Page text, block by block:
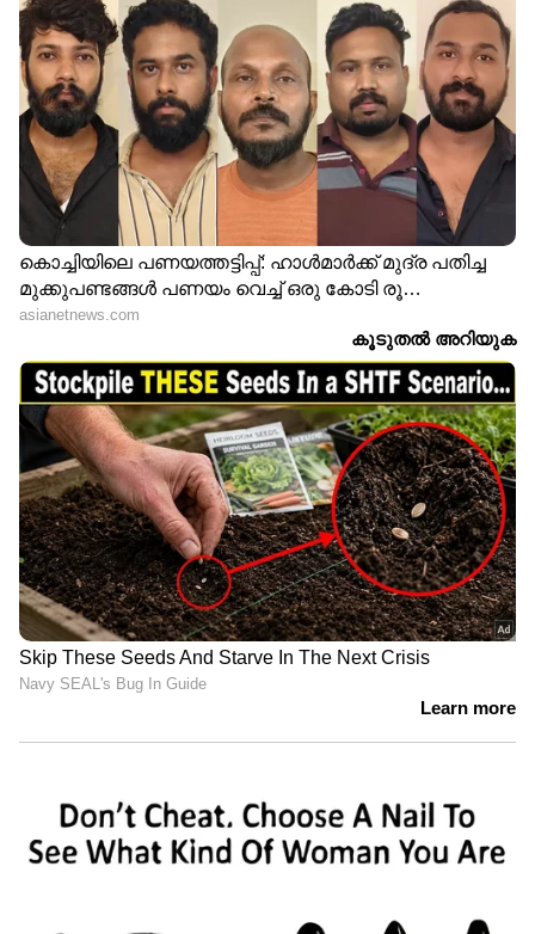
Image Credit :ANI
വിക്കറ്റ് വേട്ടയിലും ഒന്നാമൻ
ഇത്തവണ ഐപിഎൽ സീസണിൽ ചെന്നൈ
സൂപ്പർ കിങ്സിന് വേണ്ടി ഏറ്റവും കൂടുതൽ
വിക്കറ്റുകൾ വീഴ്ത്തിയ ബൗളറാണ് അൻഷുൽ
കംബോജ്. 12 മത്സരങ്ങളില്‍ 19 വിക്കറ്റെടുത്ത
കാംബോജ് സീസണിലെ വിക്കറ്റ് വേട്ടക്കാരില്‍
മൂന്നാം സ്ഥാനത്താണ്.
9
Image Credit : ANI
ഏഴ് വിക്കറ്റ് ജയം
ലക്നൗ ഏക്നാ സ്റ്റേഡിയത്തില്‍ നടന്ന
മത്സരത്തില്‍ ചെന്നൈ സൂപ്പര്‍ കിംഗ്സിനെ 7
വിക്കറ്റിനാണ് ലക്നൗ സൂപ്പര്‍ ജയന്‍റ്സ്
മിച്ചല്‍ മാര്‍ഷിന്‍റെ വെടിക്കെട്ട് അർധ
സെഞ്ചുറിയുടെ മികവില്‍ മൂന്ന് വിക്കറ്റ്
നഷ്ടത്തില്‍ 16.4 ഓവറില്‍ ലക്നൗ മറികടന്നു.